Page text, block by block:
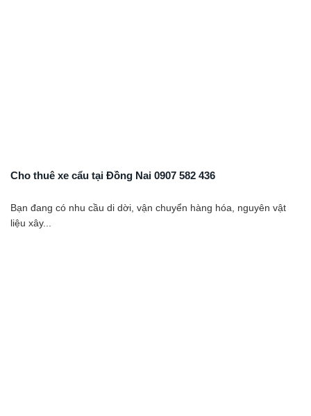
Cho thuê xe cẩu tại Đồng Nai 0907 582 436
Bạn đang có nhu cầu di dời, vận chuyển hàng hóa, nguyên vật
liệu xây...